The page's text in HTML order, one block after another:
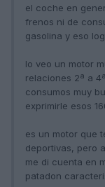
el coche en
frenos ni de
gasolina y eso
lo veo un motor
relaciones 2ª a
consumos muy
exprimirle esos
es un motor que
deportivas, pero
me di cuenta en
patadon